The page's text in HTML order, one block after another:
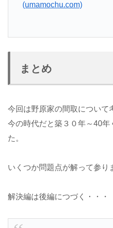
(umamochu.com)
まとめ
今回は野原家の間取について
今の時代だと築３０年～40
た。
いくつか問題点が解って参り
解決編は後編につづく・・・